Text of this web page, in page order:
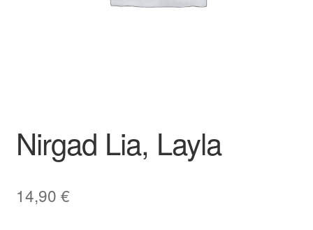
Nirgad Lia, Layla
14,90 €